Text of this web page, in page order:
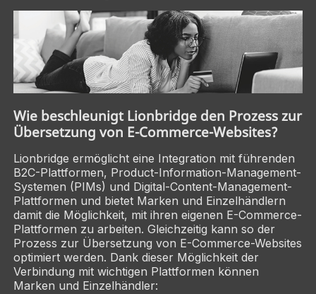
Wie beschleunigt Lionbridge den Prozess zur
Übersetzung von E-Commerce-Websites?
Lionbridge ermöglicht eine Integration mit führenden
B2C-Plattformen, Product-Information-Management-
Systemen (PIMs) und Digital-Content-Management-
Plattformen und bietet Marken und Einzelhändlern
damit die Möglichkeit, mit ihren eigenen E-Commerce-
Plattformen zu arbeiten. Gleichzeitig kann so der
Prozess zur Übersetzung von E-Commerce-Websites
optimiert werden. Dank dieser Möglichkeit der
Verbindung mit wichtigen Plattformen können
Marken und Einzelhändler: